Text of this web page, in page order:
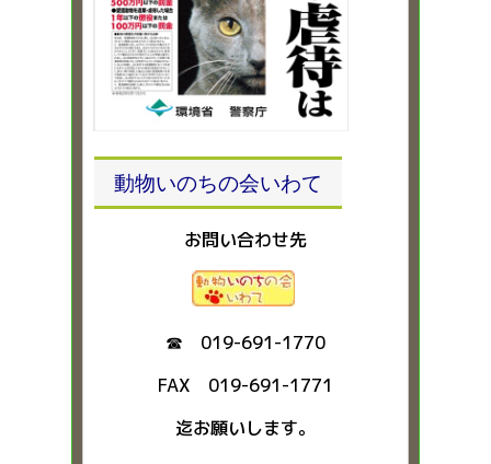
動物いのちの会いわて
お問い合わせ先
☎ 019-691-1770
FAX 019-691-1771
迄お願いします。